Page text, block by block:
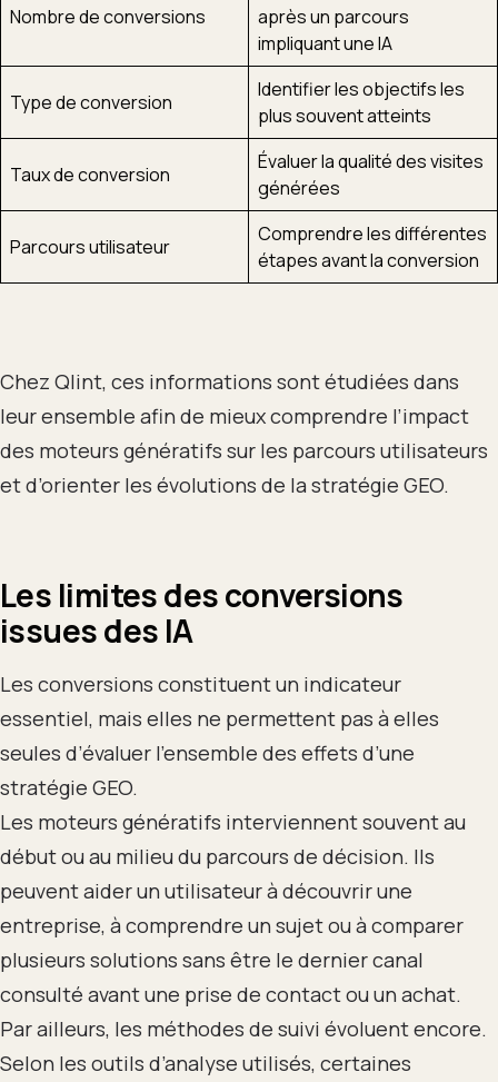
Nombre de conversions
après un parcours
impliquant une IA
Type de conversion
Identifier les objectifs les
plus souvent atteints
Taux de conversion
Évaluer la qualité des visites
générées
Parcours utilisateur
Comprendre les différentes
étapes avant la conversion
Chez Qlint, ces informations sont étudiées dans
leur ensemble afin de mieux comprendre l’impact
des moteurs génératifs sur les parcours utilisateurs
et d’orienter les évolutions de la stratégie GEO.
Les limites des conversions
issues des IA
Les conversions constituent un indicateur
essentiel, mais elles ne permettent pas à elles
seules d’évaluer l’ensemble des effets d’une
stratégie GEO.
Les moteurs génératifs interviennent souvent au
début ou au milieu du parcours de décision. Ils
peuvent aider un utilisateur à découvrir une
entreprise, à comprendre un sujet ou à comparer
plusieurs solutions sans être le dernier canal
consulté avant une prise de contact ou un achat.
Par ailleurs, les méthodes de suivi évoluent encore.
Selon les outils d’analyse utilisés, certaines